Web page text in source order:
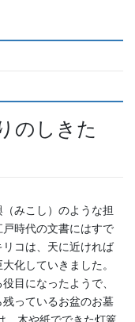
のしきた
みこし）のような担
時代の文書にはすで
コは、天に近ければ
化していきました。
目になったようで、
っているお盆のお墓